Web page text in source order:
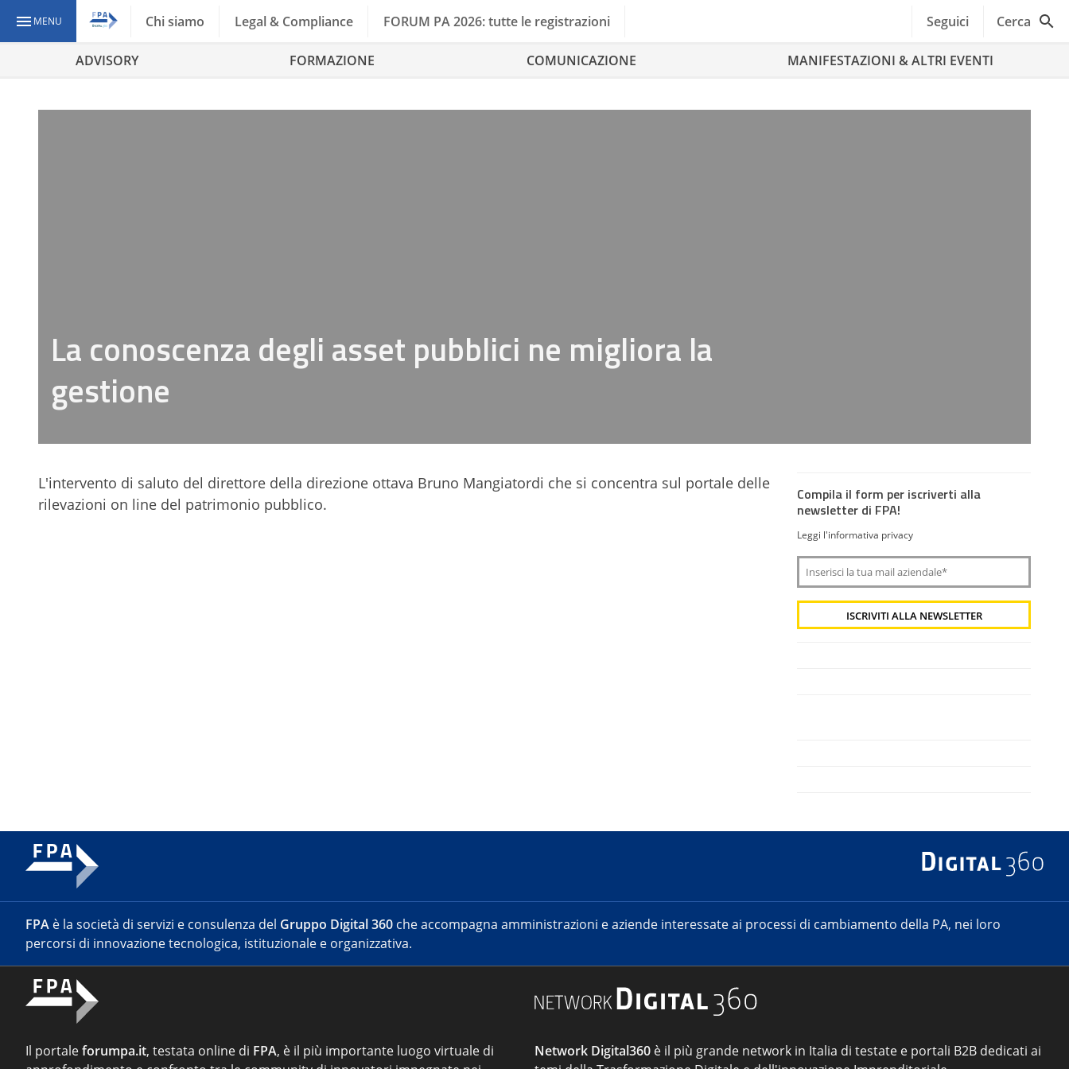
MENU Chi siamo Legal & Compliance FORUM PA 2026: tutte le registrazioni Seguici Cerca
ADVISORY FORMAZIONE COMUNICAZIONE MANIFESTAZIONI & ALTRI EVENTI
La conoscenza degli asset pubblici ne migliora la
gestione
L'intervento di saluto del direttore della direzione ottava Bruno Mangiatordi che si concentra sul portale delle
rilevazioni on line del patrimonio pubblico.
Compila il form per iscriverti alla
newsletter di FPA!
Leggi l'informativa privacy
FPA è la società di servizi e consulenza del Gruppo Digital 360 che accompagna amministrazioni e aziende interessate ai processi di cambiamento della PA, nei loro
percorsi di innovazione tecnologica, istituzionale e organizzativa.
Il portaleforumpa.it, testata online di FPA, è il più importante luogo virtuale di
Network Digital360 è il più grande network in Italia di testate e portali B2B dedicati ai